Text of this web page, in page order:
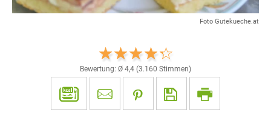
Foto Gutekueche.at
Bewertung: Ø 4,4 (3.160 Stimmen)